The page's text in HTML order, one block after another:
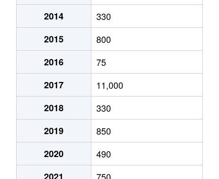
2014
330
2015
800
2016
75
2017
11,000
2018
330
2019
850
2020
490
2021
750